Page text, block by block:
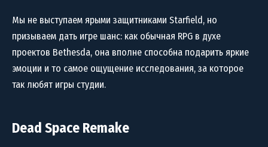
Мы не выступаем ярыми защитниками Starfield, но
призываем дать игре шанс: как обычная RPG в духе
проектов Bethesda, она вполне способна подарить яркие
эмоции и то самое ощущение исследования, за которое
так любят игры студии.
Dead Space Remake